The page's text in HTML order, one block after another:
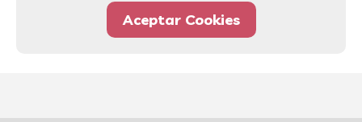
93 232 00 42 Whatsapp
Aceptar Cookies